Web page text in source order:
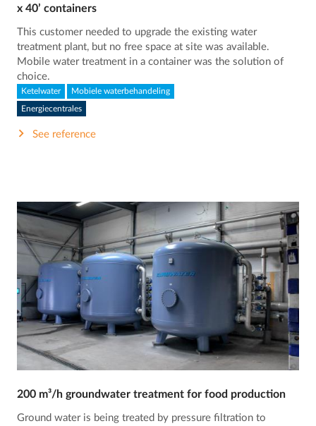
x 40’ containers
This customer needed to upgrade the existing water
treatment plant, but no free space at site was available.
Mobile water treatment in a container was the solution of
choice.
Ketelwater Mobiele waterbehandeling
Energiecentrales
See reference
200 m³/h groundwater treatment for food production
Ground water is being treated by pressure filtration to